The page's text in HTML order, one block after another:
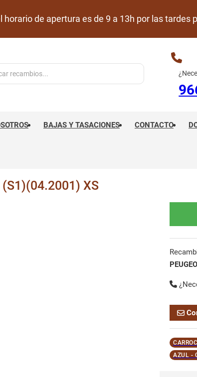
horario de apertura es de 9 a 13h por las tardes
BAJAS Y TASACIONES CONTACTO
(S1)(04.2001) XS
AZUL -